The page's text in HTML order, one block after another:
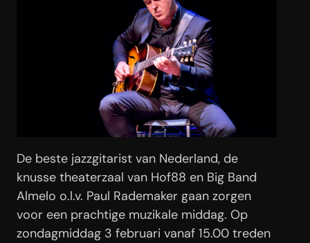
De beste jazzgitarist van Nederland, de
knusse theaterzaal van Hof88 en Big Band
Almelo o.l.v. Paul Rademaker gaan zorgen
voor een prachtige muzikale middag. Op
zondagmiddag 3 februari vanaf 15.00 treden